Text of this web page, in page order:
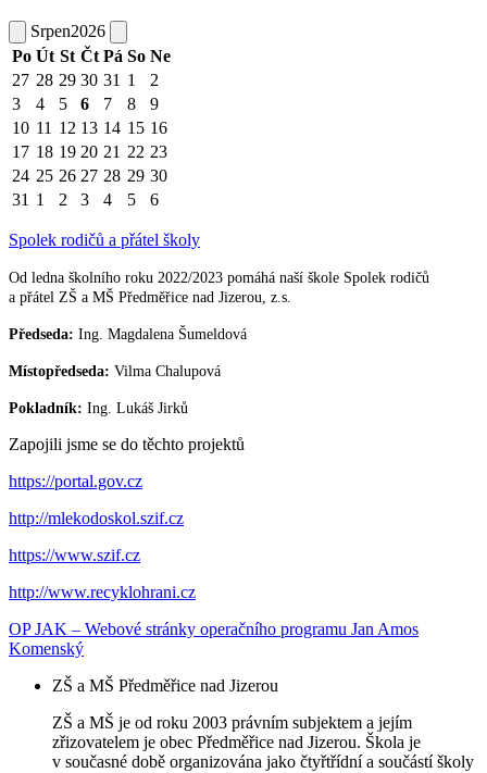
Srpen2026
Po Út St Čt Pá So Ne
27 28 29 30 31 1
2
3
4 5 6 7 8
9
10 11 12 13 14 15 16
17 18 19 20 21 22 23
24 25 26 27 28 29 30
31 1 2 3 4 5 6
Spolek rodičů a přátel školy
Od ledna školního roku 2022/2023 pomáhá naší škole Spolek rodičů
a přátel ZŠ a MŠ Předměřice nad Jizerou, z.s.
Předseda: Ing. Magdalena Šumeldová
Místopředseda: Vilma Chalupová
Pokladník: Ing. Lukáš Jirků
Zapojili jsme se do těchto projektů
https://portal.gov.cz
http://mlekodoskol.szif.cz
https://www.szif.cz
http://www.recyklohrani.cz
OP JAK – Webové stránky operačního programu Jan Amos
Komenský
ZŠ a MŠ Předměřice nad Jizerou
ZŠ a MŠ je od roku 2003 právním subjektem a jejím
zřizovatelem je obec Předměřice nad Jizerou. Škola je
v současné době organizována jako čtyřtřídní a součástí školy